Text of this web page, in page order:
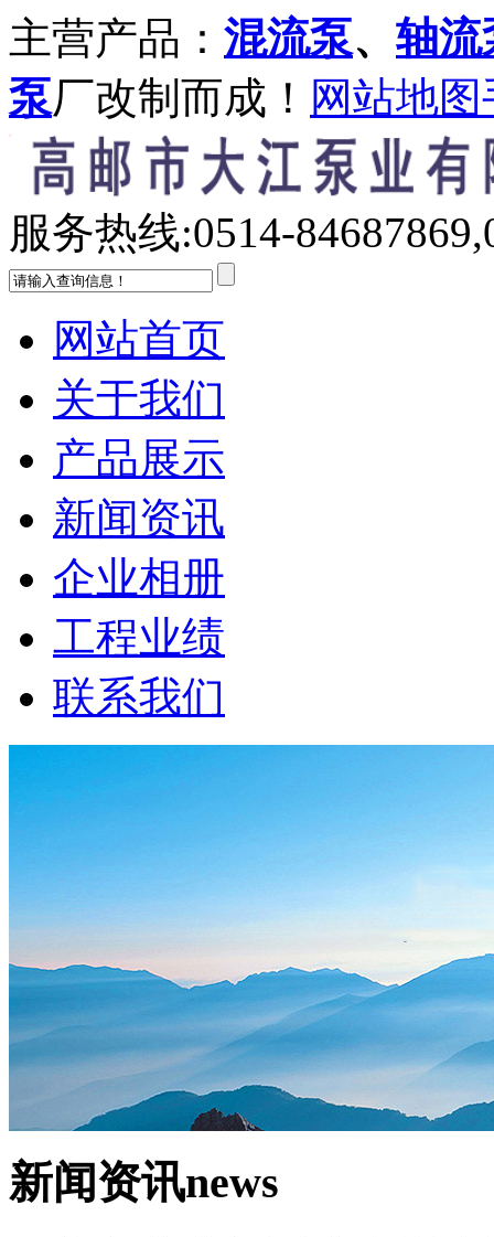
主营产品： 混流泵、 轴流
泵厂改制而成！ 网站地图
服务热线:0514-
网站首页
关于我们
产品展示
新闻资讯
企业相册
工程业绩
联系我们
新闻资讯news